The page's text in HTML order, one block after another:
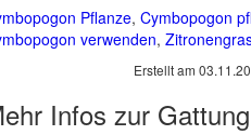
Pflanze, Cymbopogon
verwenden,
Erstellt am
Infos zur Gattung